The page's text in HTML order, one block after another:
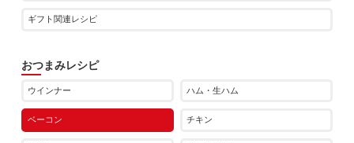
ギフト関連レシピ
おつまみレシピ
ウインナー ハム・生ハム
ベーコン チキン